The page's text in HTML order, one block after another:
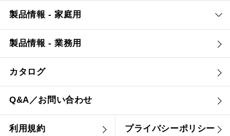
製品情報 - 家庭用
製品情報 - 業務用
カタログ
Q&A／お問い合わせ
利用規約 プライバシーポリシー